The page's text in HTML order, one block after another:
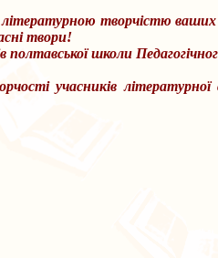
творчістю ваших
твори!
школи
учасників літературної